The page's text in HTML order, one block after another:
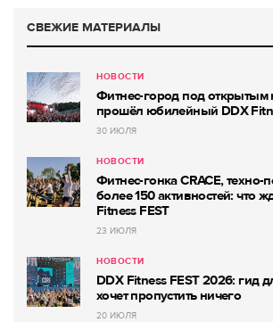
СВЕЖИЕ МАТЕРИАЛЫ
НОВОСТИ
Фитнес-город под открытым
прошёл юбилейный DDX
30 ИЮЛЯ
НОВОСТИ
Фитнес-гонка CRACE,
более 150 активностей: что
Fitness FEST
23 ИЮЛЯ
НОВОСТИ
DDX Fitness FEST 2026: гид
хочет пропустить ничего
20 ИЮЛЯ